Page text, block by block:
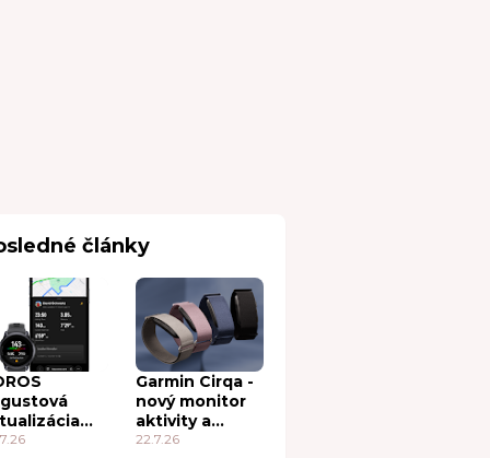
články
opäť
Garmin Cirqa -
nový monitor
aktivity a
konkurent pre
22.7.26